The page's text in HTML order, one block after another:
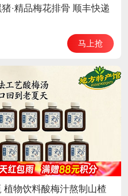
猪·精品梅花排骨 顺丰快递
马上抢
植物饮料酸梅汁熬制山楂